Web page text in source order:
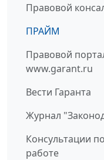
Правовой
ПРАЙМ
Правовой
www.garant.ru
Вести Гаранта
Журнал
Консультации
работе